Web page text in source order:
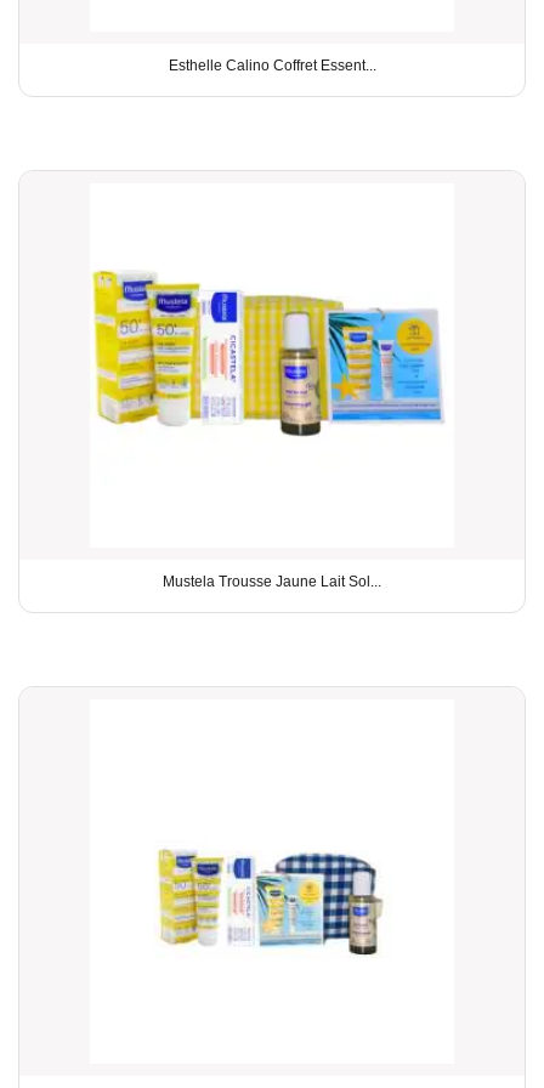
Esthelle Calino Coffret Essent...
Mustela Trousse Jaune Lait Sol...